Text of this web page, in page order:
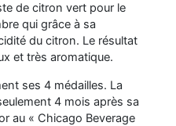
de citron vert pour le
qui grâce à sa
du citron. Le résultat
et très aromatique.
ses 4 médailles. La
4 mois après sa
au « Chicago Beverage